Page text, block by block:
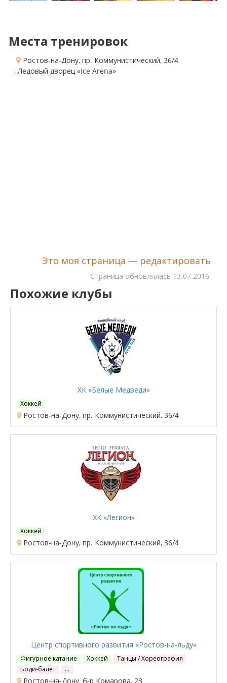
Места тренировок
Ростов-на-Дону, пр. Коммунистический, 36/4
, Ледовый дворец «Ice Arena»
Это моя страница — редактировать
Cтраница обновлялась 13.07.2016
Похожие клубы
ХК «Белые Медведи»
Хоккей
Ростов-на-Дону, пр. Коммунистический, 36/4
ХК «Легион»
Хоккей
Ростов-на-Дону, пр. Коммунистический, 36/4
Центр спортивного развития «Ростов-на-льду»
Фигурное катание Хоккей
Танцы / Хореография
Боди-балет
…
Ростов-на-Дону, б-р Комарова, 23